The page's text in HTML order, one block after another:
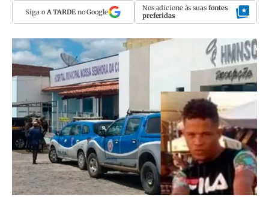
Siga o A TARDEno Google Nos adicione às suas fontes
preferidas